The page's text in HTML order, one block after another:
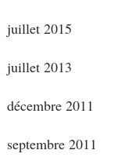
juillet 2015
juillet 2013
décembre 2011
septembre 2011